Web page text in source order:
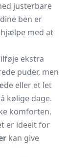
justerbare
ben er
med at
ekstra
puder, men
eller et let
kølige dage.
komforten.
er ideelt for
kan give